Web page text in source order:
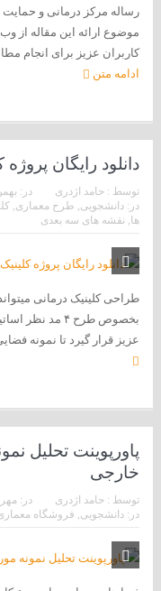
رساله مرکز درمانی و حمایت
کاربران عزیز برای انجام
ادامه متن
دانلود رایگان
توسط : حامد اژدری در: بهمن ۳۰,
در: دانشجویی, طرح معماری,
ها, نقشه های سه بعدی
طراحی کلینیک درمانی
بخصوص طرح ۴ مد
عزیز قرار گیرد تا نمونه
پاورپوینت تحلیل
خارجی
توسط : حامد اژدری در: مهر ۲۰, ۱۳۹۶
در: دانشجویی, فروشگاه